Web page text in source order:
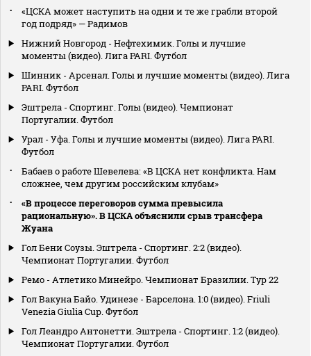
«ЦСКА может наступить на одни и те же грабли второй
год подряд» — Радимов
Нижний Новгород - Нефтехимик. Голы и лучшие
моменты (видео). Лига PARI. Футбол
Шинник - Арсенал. Голы и лучшие моменты (видео). Лига
PARI. Футбол
Эштрела - Спортинг. Голы (видео). Чемпионат
Португалии. Футбол
Урал - Уфа. Голы и лучшие моменты (видео). Лига PARI.
Футбол
Бабаев о работе Шевелева: «В ЦСКА нет конфликта. Нам
сложнее, чем другим российским клубам»
«В процессе переговоров сумма превысила
рациональную». В ЦСКА объяснили срыв трансфера
Жуана
Гол Бени Соузы. Эштрела - Спортинг. 2:2 (видео).
Чемпионат Португалии. Футбол
Ремо - Атлетико Минейро. Чемпионат Бразилии. Тур 22
Гол Вакуна Байо. Удинезе - Барселона. 1:0 (видео). Friuli
Venezia Giulia Cup. Футбол
Гол Леандро Антонетти. Эштрела - Спортинг. 1:2 (видео).
Чемпионат Португалии. Футбол